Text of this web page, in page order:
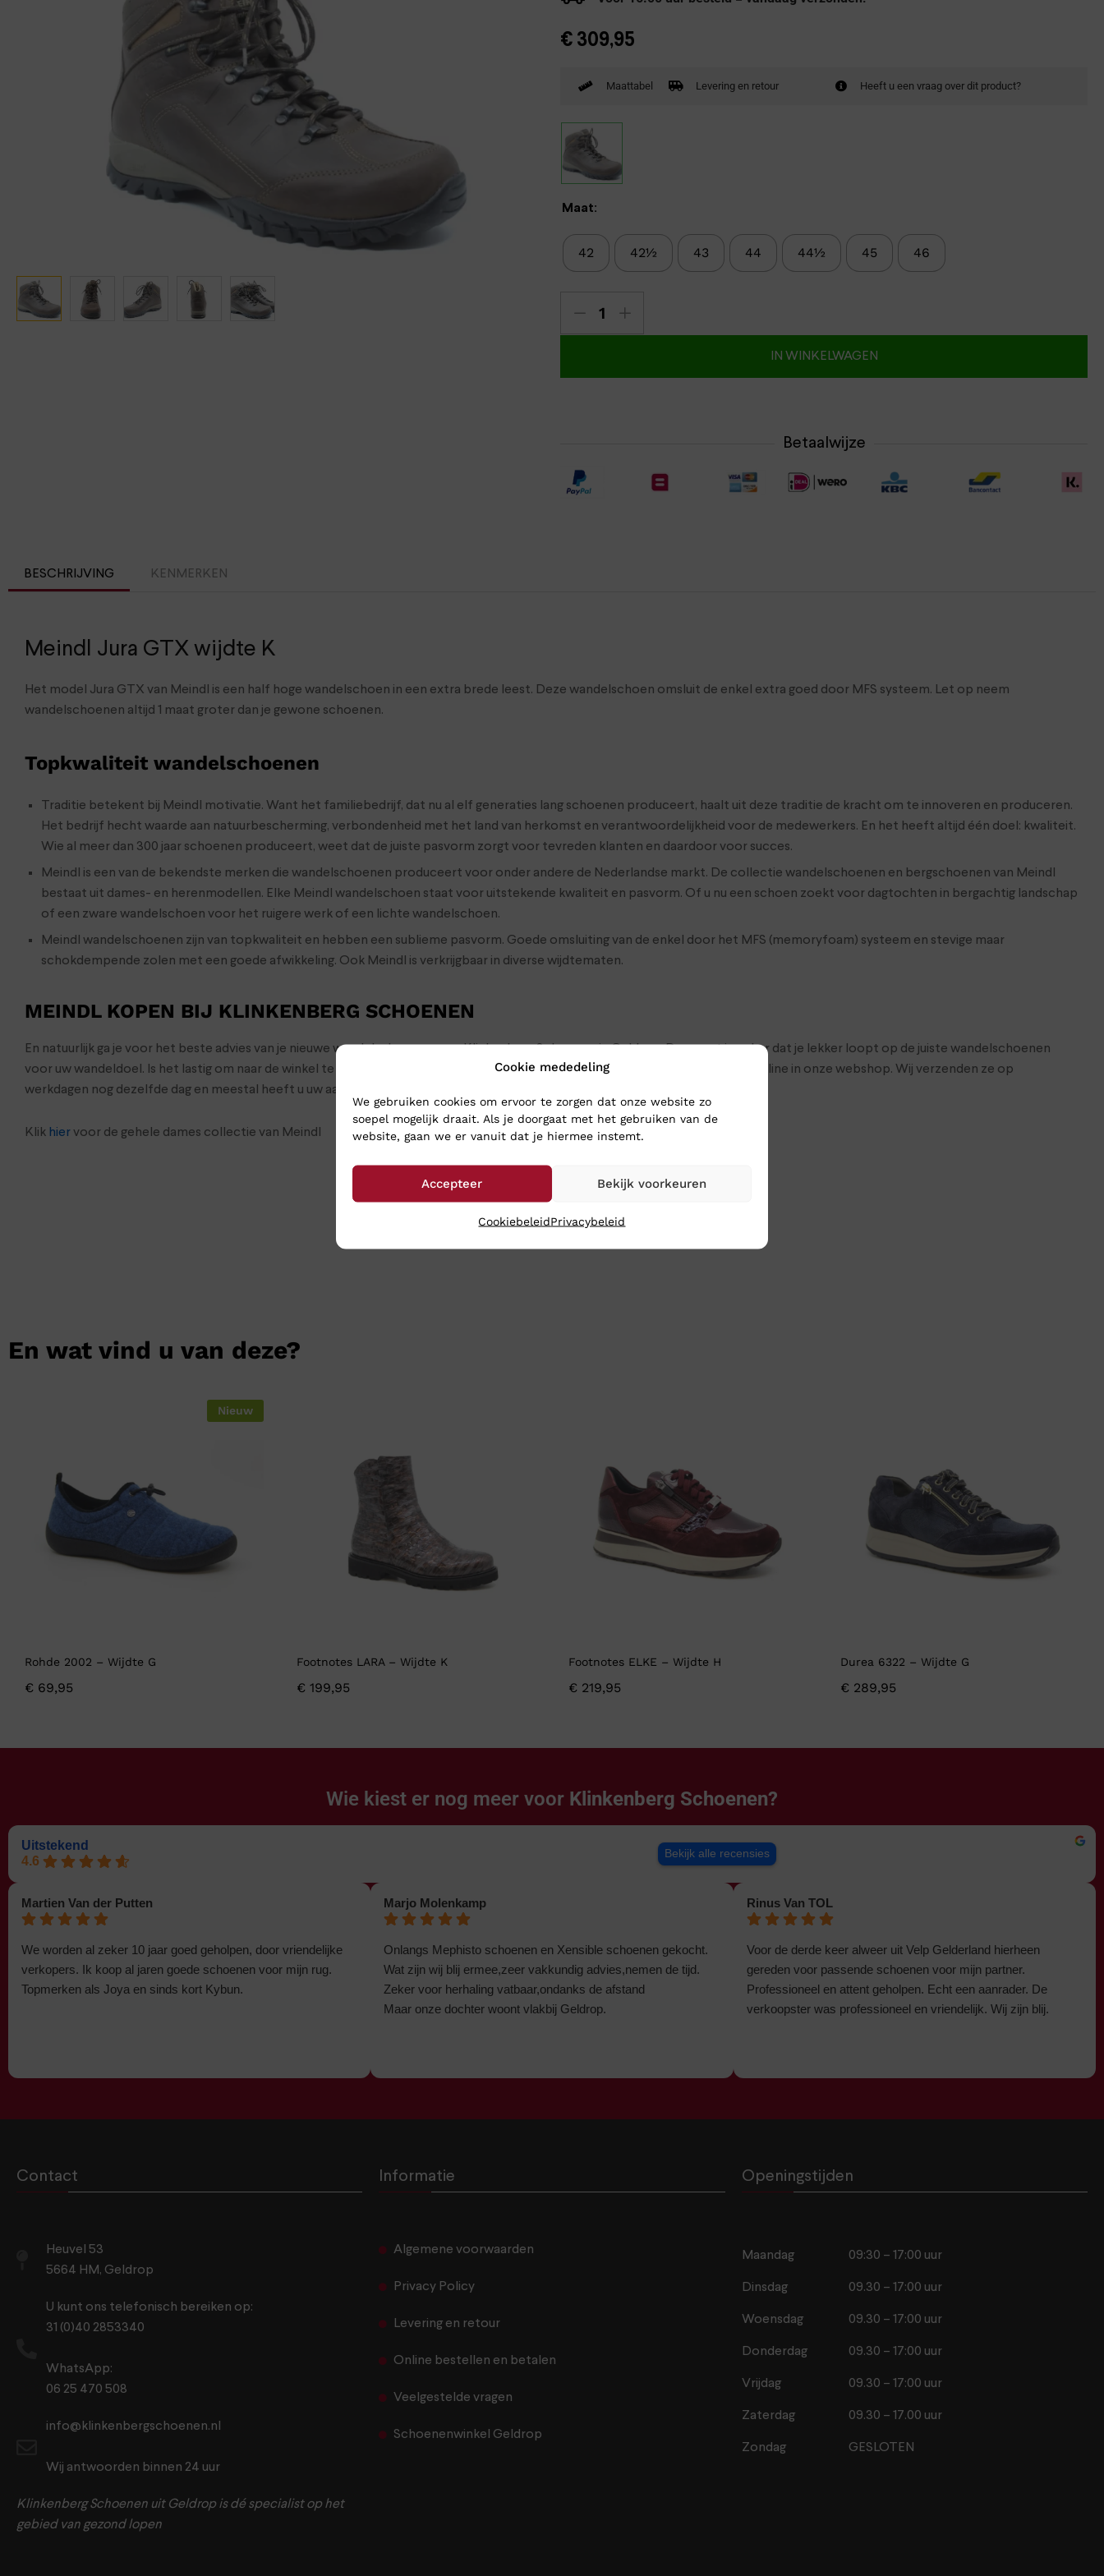
Cookie mededeling
We gebruiken cookies om ervoor te zorgen dat onze website zo
soepel mogelijk draait. Als je doorgaat met het gebruiken van de
website, gaan we er vanuit dat je hiermee instemt.
Accepteer Bekijk voorkeuren
CookiebeleidPrivacybeleid
Pantoffels
Verbandschoenen (externe website)
Lowa
€ 309,95
Maattabel Levering en retour Heeft u een vraag over dit product?
Maat:
42 42½ 43 44 44½ 45 46
IN WINKELWAGEN
Betaalwijze
BESCHRIJVING KENMERKEN
Meindl Jura GTX wijdte K
Het model Jura GTX van Meindl is een half hoge wandelschoen in een extra brede leest. Deze wandelschoen omsluit de enkel extra goed door MFS systeem. Let op neem
wandelschoenen altijd 1 maat groter dan je gewone schoenen.
Topkwaliteit wandelschoenen
Traditie betekent bij Meindl motivatie. Want het familiebedrijf, dat nu al elf generaties lang schoenen produceert, haalt uit deze traditie de kracht om te innoveren en produceren.
Het bedrijf hecht waarde aan natuurbescherming, verbondenheid met het land van herkomst en verantwoordelijkheid voor de medewerkers. En het heeft altijd één doel: kwaliteit.
Wie al meer dan 300 jaar schoenen produceert, weet dat de juiste pasvorm zorgt voor tevreden klanten en daardoor voor succes.
Meindl is een van de bekendste merken die wandelschoenen produceert voor onder andere de Nederlandse markt. De collectie wandelschoenen en bergschoenen van Meindl
bestaat uit dames- en herenmodellen. Elke Meindl wandelschoen staat voor uitstekende kwaliteit en pasvorm. Of u nu een schoen zoekt voor dagtochten in bergachtig landschap
of een zware wandelschoen voor het ruigere werk of een lichte wandelschoen.
Meindl wandelschoenen zijn van topkwaliteit en hebben een sublieme pasvorm. Goede omsluiting van de enkel door het MFS (memoryfoam) systeem en stevige maar
schokdempende zolen met een goede afwikkeling. Ook Meindl is verkrijgbaar in diverse wijdtematen.
MEINDL KOPEN BIJ KLINKENBERG SCHOENEN
En natuurlijk ga je voor het beste advies van je nieuwe wandelschoenen naar Klinkenberg Schoenen in Geldrop. Dan weet je zeker dat je lekker loopt op de juiste wandelschoenen
voor uw wandeldoel. Is het lastig om naar de winkel te komen dan sturen we de wandelschoenen gewoon naar je op: bestel ze online in onze webshop. Wij verzenden ze op
werkdagen nog dezelfde dag en meestal heeft u uw aankopen binnen 24 uur binnen
Klik hiervoor de gehele dames collectie van Meindl
En wat vind u van deze?
Nieuw
Rohde 2002 – Wijdte G
€ 69,95
Footnotes LARA – Wijdte K
€ 199,95
Footnotes ELKE – Wijdte H
€ 219,95
Durea 6322 – Wijdte G
€ 289,95
Wie kiest er nog meer voor Klinkenberg Schoenen?
Uitstekend
4.6
Bekijk alle recensies
Martien Van der Putten
We worden al zeker 10 jaar goed geholpen, door vriendelijke
verkopers. Ik koop al jaren goede schoenen voor mijn rug.
Topmerken als Joya en sinds kort Kybun.
Marjo Molenkamp
Onlangs Mephisto schoenen en Xensible schoenen gekocht.
Wat zijn wij blij ermee,zeer vakkundig advies,nemen de tijd.
Zeker voor herhaling vatbaar,ondanks de afstand
Maar onze dochter woont vlakbij Geldrop.
Rinus Van TOL
Voor de derde keer alweer uit Velp Gelderland hierheen
gereden voor passende schoenen voor mijn partner.
Professioneel en attent geholpen. Echt een aanrader. De
verkoopster was professioneel en vriendelijk. Wij zijn blij.
Contact
Heuvel 53
5664 HM, Geldrop
U kunt ons telefonisch bereiken op:
31 (0)40 2853340
WhatsApp:
06 25 470 508
info@klinkenbergschoenen.nl
Wij antwoorden binnen 24 uur
Klinkenberg Schoenen uit Geldrop is dé specialist op het
gebied van gezond lopen
Informatie
Algemene voorwaarden
Privacy Policy
Levering en retour
Online bestellen en betalen
Veelgestelde vragen
Schoenenwinkel Geldrop
Openingstijden
Maandag 09:30 – 17:00 uur
Dinsdag 09.30 – 17:00 uur
Woensdag 09.30 – 17:00 uur
Donderdag 09.30 – 17:00 uur
Vrijdag 09.30 – 17:00 uur
Zaterdag 09.30 – 17.00 uur
Zondag GESLOTEN